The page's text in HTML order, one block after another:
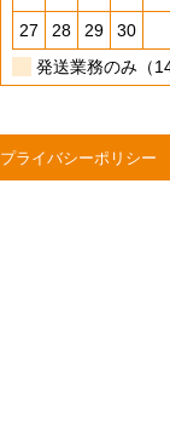
27
28 29
30
発送業務のみ（
プライバシーポリシー